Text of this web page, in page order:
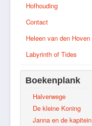
Hofhouding
Contact
Heleen van den Hoven
Labyrinth of Tides
Boekenplank
Halverwege
De kleine Koning
Janna en de kapitein